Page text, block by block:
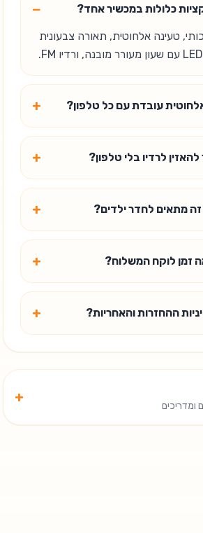
כלולות במכשיר אחד? −
טעינה אלחוטית, תאורה צבעונית
עובדת עם כל טלפון? +
לרדיו בלי טלפון? +
מתאים לחדר ילדים? +
זמן לוקח המשלוח? +
ההחזרות והאחריות? +
+